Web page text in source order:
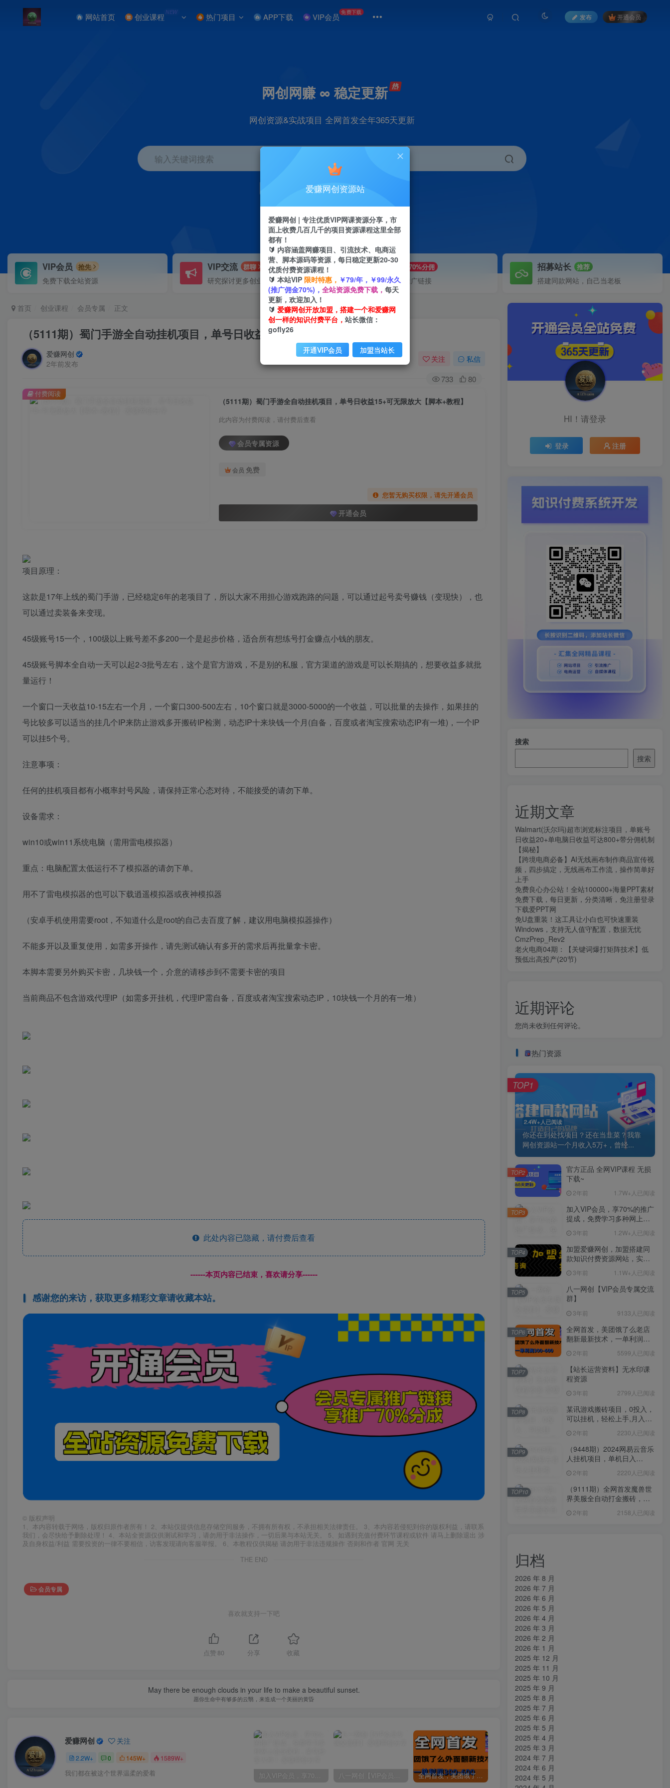
网站首页 创业课程 NEW 热门项目 APP下载 VIP会员 免费下载
发布 开通会员
网创网赚 ∞ 稳定更新
网创资源&实战项目 全网首发全年365天更新
输入关键词搜索
直播 剪辑 小红书
VIP会员 抢先
免费下载全站资源
VIP交流 群聊
研究探讨更多创业项目路子。
VIP推广 70%分佣
会员专属推广链接
招募站长 推荐
搭建同款网站，自己当老板
首页 创业课程 会员专属 正文
（5111期）蜀门手游全自动挂机项目，单号日收益15+可无限放大【脚本+教程】
爱赚网创
2年前发布
关注 私信
733 80
（5111期）蜀门手游全自动挂机项目，单号日收益15+可无限放大【脚本+教程】
此内容为付费阅读，请付费后查看
会员专属资源
会员 免费
您暂无购买权限，请先开通会员
开通会员
付费阅读
项目原理：
这款是17年上线的蜀门手游，已经稳定6年的老项目了，所以大家不用担心游戏跑路的问题，可以通过起号卖号赚钱（变现快），也
可以通过卖装备来变现。
45级账号15一个，100级以上账号差不多200一个是起步价格，适合所有想练号打金赚点小钱的朋友。
45级账号脚本全自动一天可以起2-3批号左右，这个是官方游戏，不是别的私服，官方渠道的游戏是可以长期搞的，想要收益多就批
量运行！
一个窗口一天收益10-15左右一个月，一个窗口300-500左右，10个窗口就是3000-5000的一个收益，可以批量的去操作，如果挂的
号比较多可以适当的挂几个IP来防止游戏多开搬砖IP检测，动态IP十来块钱一个月(自备，百度或者淘宝搜索动态IP有一堆)，一个IP
可以挂5个号。
注意事项：
任何的挂机项目都有小概率封号风险，请保持正常心态对待，不能接受的请勿下单。
设备需求：
win10或win11系统电脑（需用雷电模拟器）
重点：电脑配置太低运行不了模拟器的请勿下单。
用不了雷电模拟器的也可以下载逍遥模拟器或夜神模拟器
（安卓手机使用需要root，不知道什么是root的自己去百度了解，建议用电脑模拟器操作）
不能多开以及重复使用，如需多开操作，请先测试确认有多开的需求后再批量拿卡密。
本脚本需要另外购买卡密，几块钱一个，介意的请移步到不需要卡密的项目
当前商品不包含游戏代理IP（如需多开挂机，代理IP需自备，百度或者淘宝搜索动态IP，10块钱一个月的有一堆）
此处内容已隐藏，请付费后查看
------本页内容已结束，喜欢请分享------
感谢您的来访，获取更多精彩文章请收藏本站。
© 版权声明
1、本内容转载于网络，版权归原作者所有！ 2、本站仅提供信息存储空间服务，不拥有所有权，不承担相关法律责任。 3、本内容若侵犯到你的版权利益，请联系
我们，会尽快给予删除处理！ 4、本站全资源仅供测试和学习，请勿用于非法操作，一切后果与本站无关。 5、如遇到充值付费环节课程或软件 请马上删除退出 涉
及自身权益/利益 需要投资的一律不要相信，访客发现请向客服举报。 6、本教程仅供揭秘 请勿用于非法违规操作 否则和作者 官网 无关
THE END
会员专属
喜欢就支持一下吧
点赞 80 分享 收藏
May there be enough clouds in your life to make a beautiful sunset.
愿你生命中有够多的云翳，来造成一个美丽的黄昏
爱赚网创 关注
2.2W+ 0 145W+ 1589W+
我们都在被这个世界温柔的爱着 加入VIP会员，享70%的推广提成，免费学习多种网上创业课程，菜鸟秒变大神！ 八一网创【VIP会员专属交流群】 全网首发，美团饿了么老店翻新最新技术，一单利润300-600
HI！请登录
登录 注册
搜索
搜索
近期文章
Walmart(沃尔玛)超市浏览标注项目，单账号
日收益20+单电脑日收益可达800+带分佣机制
【揭秘】
【跨境电商必备】AI无线画布制作商品宣传视
频，四步搞定，无线画布工作流，操作简单好
上手
免费良心办公站！全站100000+海量PPT素材
免费下载，每日更新，分类清晰，免注册登录
下载爱PPT网
免U盘重装！这工具让小白也可快速重装
Windows，支持无人值守配置，数据无忧
CmzPrep_Rev2
老火电商04期：【关键词爆打矩阵技术】低
预低出高投产(20节)
近期评论
您尚未收到任何评论。
热门资源
2.4W+人已阅读
你还在到处找项目？还在当韭菜？我靠
网创资源站一个月收入5万+，曾经...
TOP1
官方正品 全网VIP课程 无损
下载~
2年前 1.7W+人已阅读
TOP2
加入VIP会员，享70%的推广
提成，免费学习多种网上创
3年前 1.2W+人已阅读
TOP3
加盟爱赚网创，加盟搭建同
款知识付费资源网站，实现
3年前 1.1W+人已阅读
TOP4
八一网创【VIP会员专属交流
群】
3年前 9133人已阅读
TOP5
全网首发，美团饿了么老店
翻新最新技术，一单利润
2年前 5599人已阅读
TOP6
【站长运营资料】无水印课
程资源
3年前 2799人已阅读
TOP7
某讯游戏搬砖项目，0投入，
可以挂机，轻松上手,月入
2年前 2230人已阅读
TOP8
（9448期）2024网易云音乐
人挂机项目，单机日入
2年前 2220人已阅读
TOP9
（9111期）全网首发魔兽世
界美服全自动打金搬砖，日
姆级教学
2年前 2158人已阅读
TOP10
归档
2026 年 8 月
2026 年 7 月
2026 年 6 月
2026 年 5 月
2026 年 4 月
2026 年 3 月
2026 年 2 月
2026 年 1 月
2025 年 12 月
2025 年 11 月
2025 年 10 月
2025 年 9 月
2025 年 8 月
2025 年 7 月
2025 年 6 月
2025 年 5 月
2025 年 4 月
2025 年 3 月
2024 年 7 月
2024 年 6 月
2024 年 5 月
爱赚网创资源站
爱赚网创 | 专注优质VIP网课资源分享，市
面上收费几百几千的项目资源课程这里全部
都有！
🔰 内容涵盖网赚项目、引流技术、电商运
营、脚本源码等资源，每日稳定更新20-30
优质付费资源课程！
🔰 本站VIP 限时特惠， ￥79/年，￥99/永久
(推广佣金70%)， 全站资源免费下载， 每天
更新，欢迎加入！
🔰 爱赚网创开放加盟，搭建一个和爱赚网
创一样的知识付费平台， 站长微信：
gofly26
开通VIP会员 加盟当站长